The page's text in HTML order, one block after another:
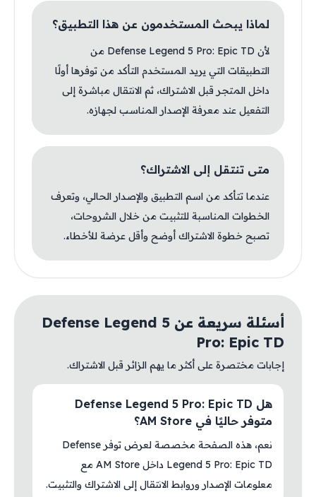
لماذا يبحث المستخدمون عن هذا التطبيق؟
لأن Defense Legend 5 Pro: Epic TD من
التطبيقات التي يريد المستخدم التأكد من توفرها أولًا
داخل المتجر قبل الاشتراك، ثم الانتقال مباشرة إلى
التفعيل عند معرفة الإصدار المناسب لجهازه.
متى تنتقل إلى الاشتراك؟
عندما تتأكد من اسم التطبيق والإصدار الحالي، وتعرف
الخطوات المناسبة للتثبيت من خلال الشروحات،
تصبح خطوة الاشتراك أوضح وأقل عرضة للأخطاء.
أسئلة سريعة عن Defense Legend 5
Pro: Epic
مختصرة على أكثر ما يهم الزائر قبل الاشتراك.
هل Defense Legend 5 Pro: Epic TD
متوفر حاليًا في AM Store؟
نعم، هذه الصفحة مخصصة لعرض توفر Defense
Legend 5 Pro: Epic TD داخل AM Store مع
معلومات الإصدار وروابط الانتقال إلى الاشتراك والتثبيت.